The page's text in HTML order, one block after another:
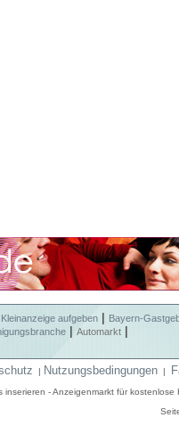
aufgeben Bayern-
Automarkt
| Nutzungsbedingungen|
inserieren - Anzeigenmarkt für